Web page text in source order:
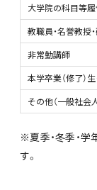
大学院の科目等
教職員・名誉教授
非常勤講師
本学卒業（修了）
その他（一般社会
※夏季・冬季・
す。